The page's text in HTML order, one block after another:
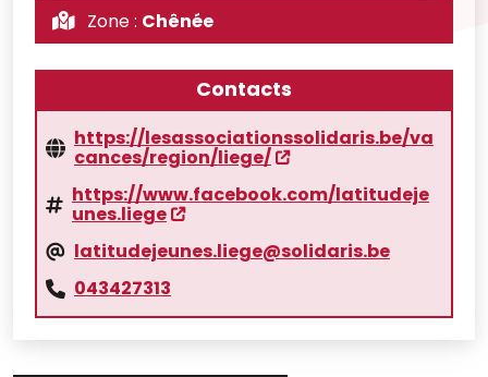
Zone : Chênée
Contacts
https://lesassociationssolidaris.be/va
cances/region/liege/
https://www.facebook.com/latitudeje
unes.liege
latitudejeunes.liege@solidaris.be
043427313